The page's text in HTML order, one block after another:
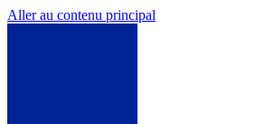
Aller au contenu principal